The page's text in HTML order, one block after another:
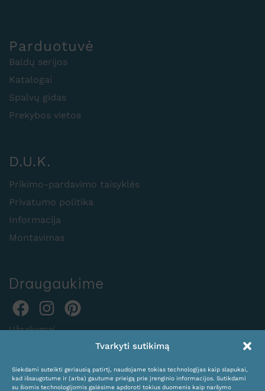
Tvarkyti sutikimą
Siekdami suteikti geriausią patirtį, naudojame tokias technologijas kaip slapukai,
kad išsaugotume ir (arba) gautume prieigą prie įrenginio informacijos. Sutikdami
su šiomis technologijomis galėsime apdoroti tokius duomenis kaip naršymo
Parduotuvė
Baldų serijos
Katalogai
Spalvų gidas
Prekybos vietos
D.U.K.
Prikimo-pardavimo taisyklės
Privatumo politika
Informacija
Montavimas
Draugaukime
Užsakymai
expocentras@kame.lt
Tel. +370 611 31131